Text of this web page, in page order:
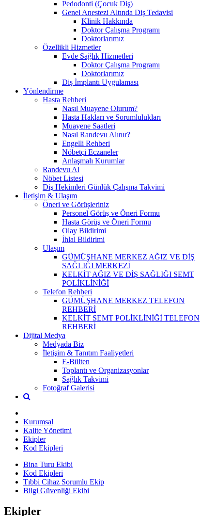
Pedodonti (Çocuk Diş)
Genel Anestezi Altında Diş Tedavisi
Klinik Hakkında
Doktor Çalışma Programı
Doktorlarımız
Özellikli Hizmetler
Evde Sağlık Hizmetleri
Doktor Çalışma Programı
Doktorlarımız
Diş İmplantı Uygulaması
Yönlendirme
Hasta Rehberi
Nasıl Muayene Olurum?
Hasta Hakları ve Sorumlulukları
Muayene Saatleri
Nasıl Randevu Alınır?
Engelli Rehberi
Nöbetçi Eczaneler
Anlaşmalı Kurumlar
Randevu Al
Nöbet Listesi
Diş Hekimleri Günlük Çalışma Takvimi
İletişim & Ulaşım
Öneri ve Görüşleriniz
Personel Görüş ve Öneri Formu
Hasta Görüş ve Öneri Formu
Olay Bildirimi
İhlal Bildirimi
Ulaşım
GÜMÜŞHANE MERKEZ AĞIZ VE DİŞ
SAĞLIĞI MERKEZİ
KELKİT AĞIZ VE DİŞ SAĞLIĞI SEMT
POLİKLİNİĞİ
Telefon Rehberi
GÜMÜŞHANE MERKEZ TELEFON
REHBERİ
KELKİT SEMT POLİKLİNİĞİ TELEFON
REHBERİ
Dijital Medya
Medyada Biz
İletişim & Tanıtım Faaliyetleri
E-Bülten
Toplantı ve Organizasyonlar
Sağlık Takvimi
Fotoğraf Galerisi
Kurumsal
Kalite Yönetimi
Ekipler
Kod Ekipleri
Bina Turu Ekibi
Kod Ekipleri
Tıbbi Cihaz Sorumlu Ekip
Bilgi Güvenliği Ekibi
Ekipler